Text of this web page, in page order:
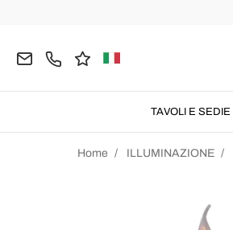
TAVOLI E SEDIE
Home ILLUMINAZIONE